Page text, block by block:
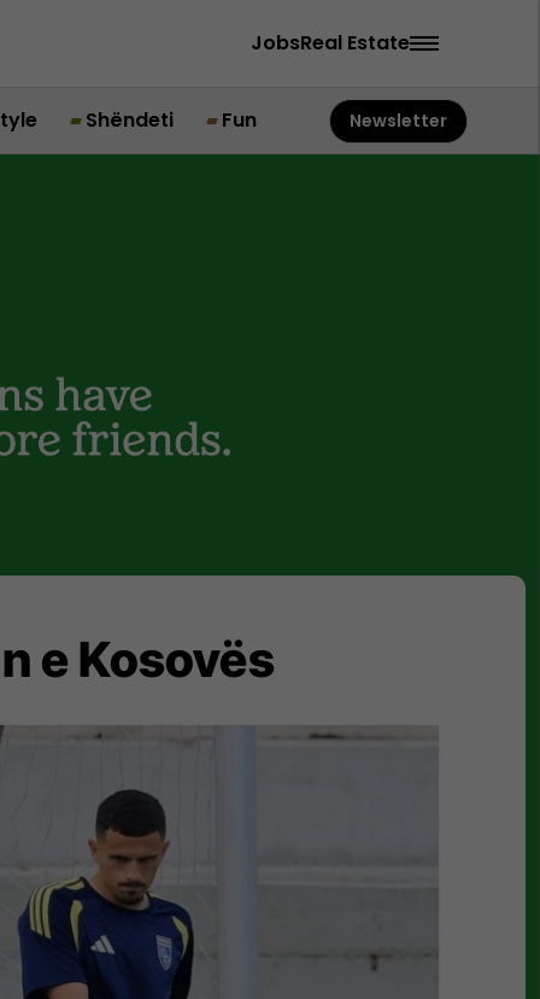
JobsReal Estate
Shëndeti Fun Newsletter
e Kosovës